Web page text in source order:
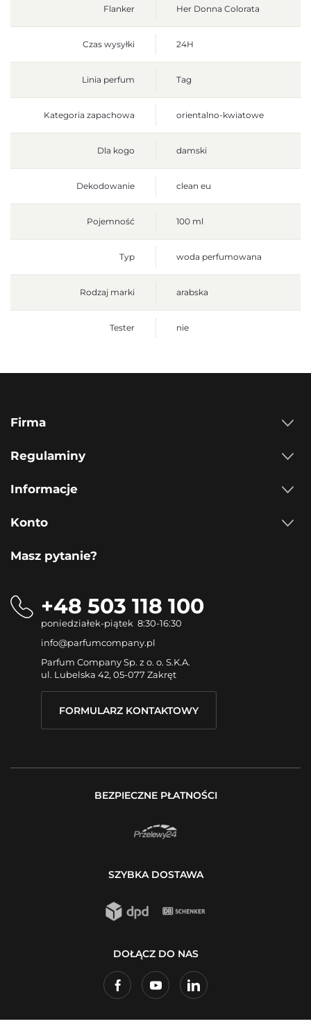
Flanker Her Donna Colorata
Czas wysyłki 24H
Linia perfum Tag
Kategoria zapachowa orientalno-kwiatowe
Dla kogo damski
Dekodowanie clean eu
Pojemność 100 ml
Typ woda perfumowana
Rodzaj marki arabska
Tester nie
Firma
Regulaminy
Informacje
Konto
Masz pytanie?
+48 503 118 100
poniedziałek-piątek 8:30-16:30
info@parfumcompany.pl
Parfum Company Sp. z o. o. S.K.A.
ul. Lubelska 42, 05-077 Zakręt
FORMULARZ KONTAKTOWY
BEZPIECZNE PŁATNOŚCI
SZYBKA DOSTAWA
DOŁĄCZ DO NAS